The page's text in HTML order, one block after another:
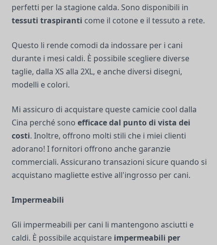
perfetti per la stagione calda. Sono disponibili in
tessuti traspiranti come il cotone e il tessuto a rete.
Questo li rende comodi da indossare per i cani
durante i mesi caldi. È possibile scegliere diverse
taglie, dalla XS alla 2XL, e anche diversi disegni,
modelli e colori.
Mi assicuro di acquistare queste camicie cool dalla
Cina perché sono efficace dal punto di vista dei
costi. Inoltre, offrono molti stili che i miei clienti
adorano! I fornitori offrono anche garanzie
commerciali. Assicurano transazioni sicure quando si
acquistano magliette estive all'ingrosso per cani.
Impermeabili
Gli impermeabili per cani li mantengono asciutti e
caldi. È possibile acquistare impermeabili per